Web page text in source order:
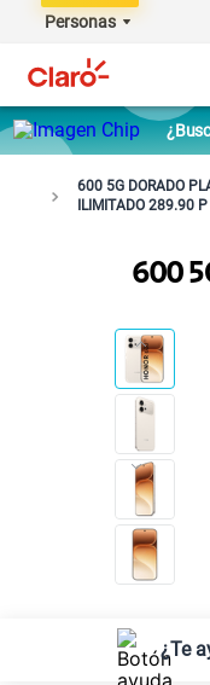
Personas
600 5G DORADO
ILIMITADO 289.90 P
600
¿Te